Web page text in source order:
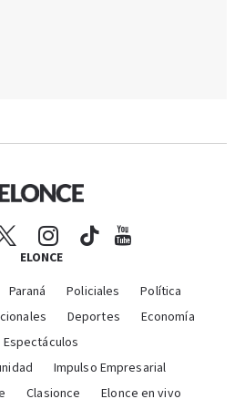
ELONCE
Paraná Policiales
Política
Deportes
Economía
Espectáculos
Impulso Empresarial
Clasionce Elonce en vivo